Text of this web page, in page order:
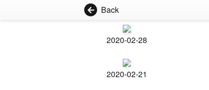
Back
2020-02-28
2020-02-21